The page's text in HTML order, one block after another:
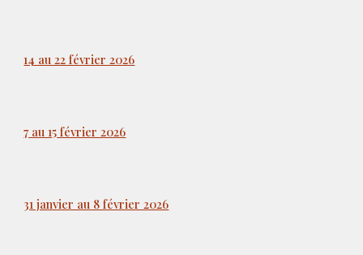
14 au 22 février 2026
7 au 15 février 2026
31 janvier au 8 février 2026